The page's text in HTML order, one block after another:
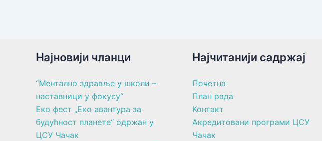
Најновији чланци
“Ментално здравље у школи –
наставници у фокусу“
Еко фест „Еко авантура за
будућност планете“ одржан у
ЦСУ Чачак
Најчитанији садржај
Почетна
План рада
Контакт
Акредитовани програми ЦСУ
Чачак